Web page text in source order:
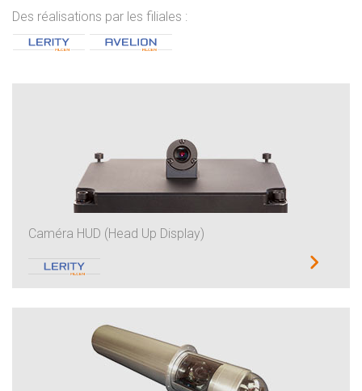
Des réalisations par les filiales :
Caméra HUD (Head Up Display)